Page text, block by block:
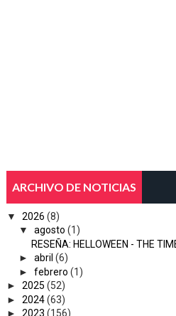
ARCHIVO DE NOTICIAS
▼ 2026 (8)
▼
agosto (1)
RESEÑA: HELLOWEEN - THE
► abril (6)
► febrero (1)
► 2025 (52)
► 2024(63)
► 2023 (156)